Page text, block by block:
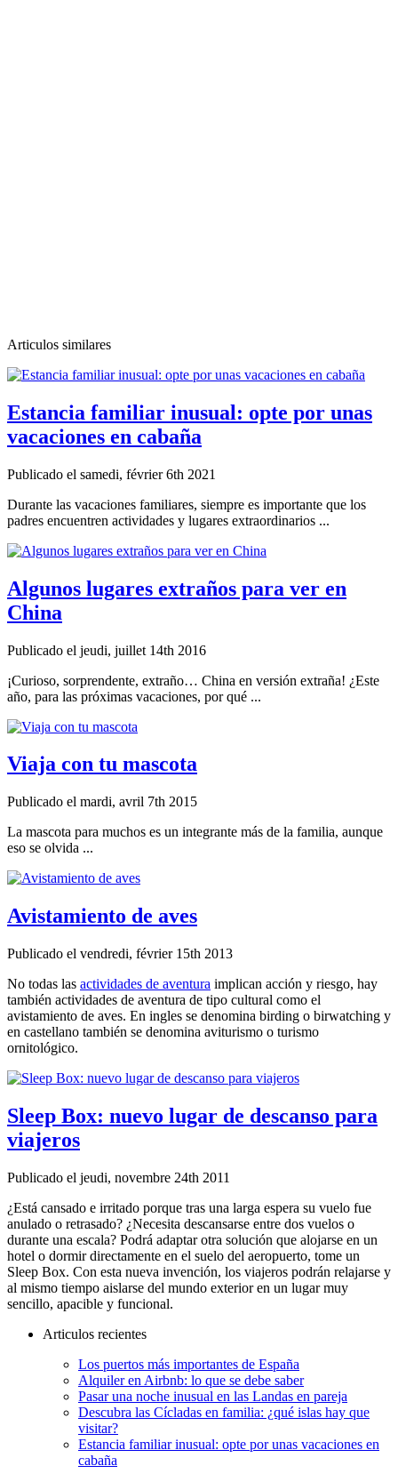
Articulos similares
Estancia familiar inusual: opte por unas
vacaciones en cabaña
Publicado el samedi, février 6th 2021
Durante las vacaciones familiares, siempre es importante que los
padres encuentren actividades y lugares extraordinarios ...
Algunos lugares extraños para ver en
China
Publicado el jeudi, juillet 14th 2016
¡Curioso, sorprendente, extraño… China en versión extraña! ¿Este
año, para las próximas vacaciones, por qué ...
Viaja con tu mascota
Publicado el mardi, avril 7th 2015
La mascota para muchos es un integrante más de la familia, aunque
eso se olvida ...
Avistamiento de aves
Publicado el vendredi, février 15th 2013
No todas las actividades de aventura implican acción y riesgo, hay
también actividades de aventura de tipo cultural como el
avistamiento de aves. En ingles se denomina birding o birwatching y
en castellano también se denomina aviturismo o turismo
ornitológico.
Sleep Box: nuevo lugar de descanso para
viajeros
Publicado el jeudi, novembre 24th 2011
¿Está cansado e irritado porque tras una larga espera su vuelo fue
anulado o retrasado? ¿Necesita descansarse entre dos vuelos o
durante una escala? Podrá adaptar otra solución que alojarse en un
hotel o dormir directamente en el suelo del aeropuerto, tome un
Sleep Box. Con esta nueva invención, los viajeros podrán relajarse y
al mismo tiempo aislarse del mundo exterior en un lugar muy
sencillo, apacible y funcional.
Articulos recientes
Los puertos más importantes de España
Alquiler en Airbnb: lo que se debe saber
Pasar una noche inusual en las Landas en pareja
Descubra las Cícladas en familia: ¿qué islas hay que
visitar?
Estancia familiar inusual: opte por unas vacaciones en
cabaña